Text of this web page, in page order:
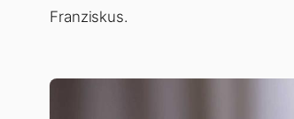
Franziskus.